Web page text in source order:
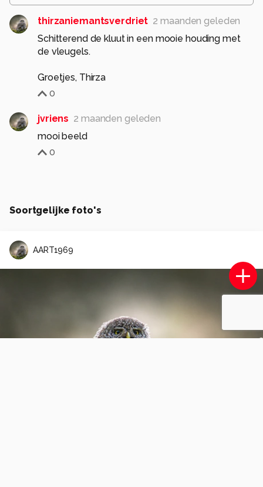
thirzaniemantsverdriet 2 maanden geleden
Schitterend de kluut in een mooie houding met
de vleugels.
Groetjes, Thirza
0
jvriens 2 maanden geleden
mooi beeld
0
Soortgelijke foto's
AART1969